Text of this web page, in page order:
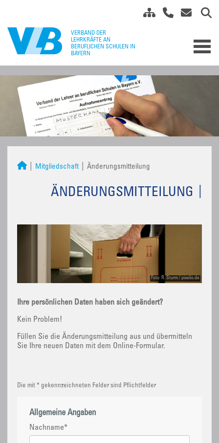
Mitgliedschaft Änderungsmitteilung
ÄNDERUNGSMITTEILUNG
Foto: R. Sturm / pixelio.de
Ihre persönlichen Daten haben sich geändert?
Kein Problem!
Füllen Sie die Änderungsmitteilung aus und übermitteln
Sie Ihre neuen Daten mit dem Online-Formular.
Die mit * gekennzeichneten Felder sind Pflichtfelder
Allgemeine Angaben
Nachname*